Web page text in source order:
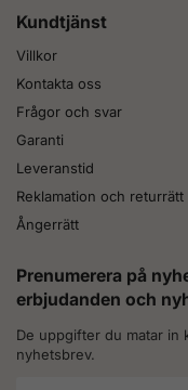
Kundtjänst
Villkor
Kontakta oss
Frågor och svar
Garanti
Leveranstid
Reklamation och returrätt
Ångerrätt
Prenumerera på
erbjudanden och
De uppgifter du matar in
nyhetsbrev.